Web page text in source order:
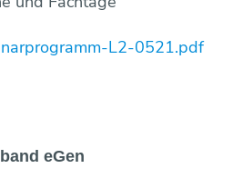
von
L2-0521.pdf
eGen